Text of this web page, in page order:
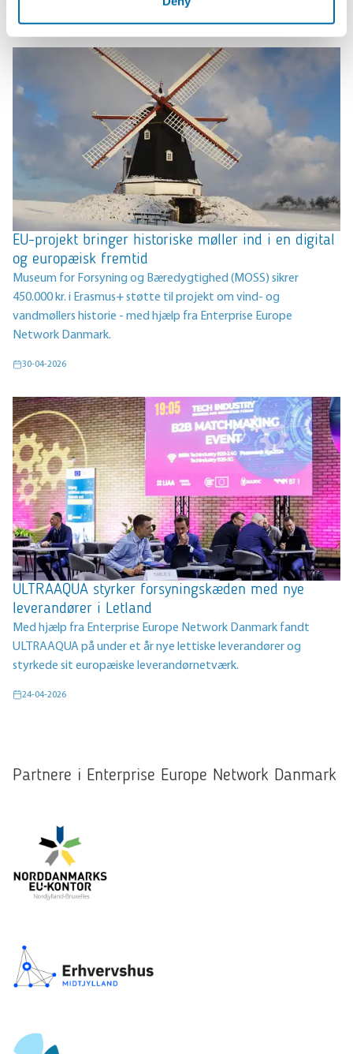
EU-projekt bringer historiske møller ind i en digital
og europæisk fremtid
Museum for Forsyning og Bæredygtighed (MOSS) sikrer
450.000 kr. i Erasmus+ støtte til projekt om vind- og
vandmøllers historie - med hjælp fra Enterprise Europe
Network Danmark.
30-04-2026
ULTRAAQUA styrker forsyningskæden med nye
leverandører i Letland
Med hjælp fra Enterprise Europe Network Danmark fandt
ULTRAAQUA på under et år nye lettiske leverandører og
styrkede sit europæiske leverandørnetværk.
24-04-2026
Partnere i Enterprise Europe Network Danmark